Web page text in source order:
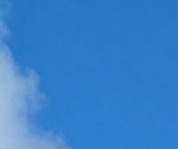
content